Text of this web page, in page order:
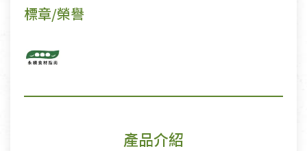
標章/榮譽
產品介紹